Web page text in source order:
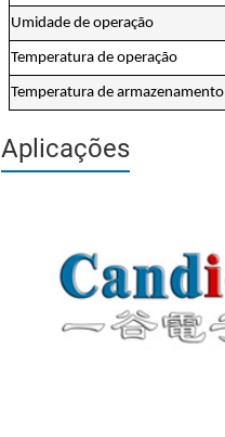
Umidade de operação
Temperatura de operação
Temperatura de armazenamento
Aplicações